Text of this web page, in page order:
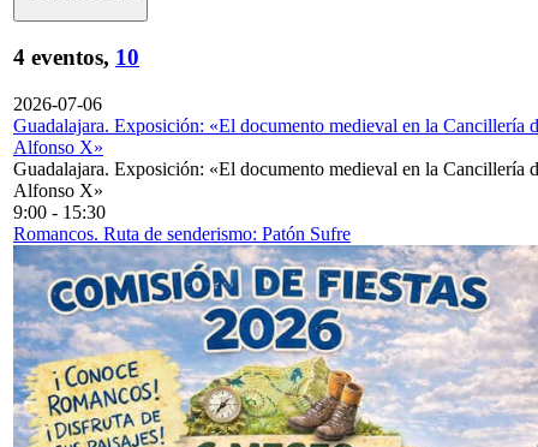
4 eventos, 10
2026-07-06
Guadalajara. Exposición: «El documento medieval en la Cancillería
Alfonso X»
Guadalajara. Exposición: «El documento medieval en la Cancillería
Alfonso X»
9:00 - 15:30
Romancos. Ruta de senderismo: Patón Sufre